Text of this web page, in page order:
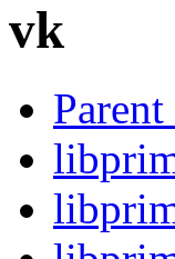
vk